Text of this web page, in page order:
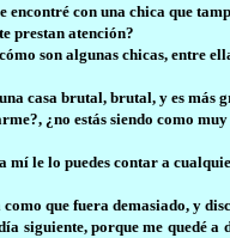
con una chica que
prestan atención?
son algunas chicas, entre
casa brutal, brutal, y es más
¿no estás siendo como
mí le lo puedes contar a
que fuera demasiado, y
siguiente, porque me quedé